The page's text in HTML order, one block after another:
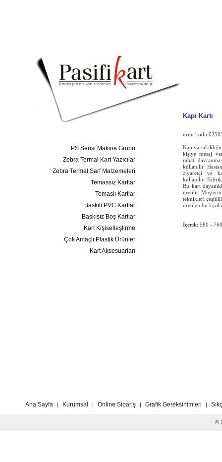
PS Serisi Makine Grubu
Zebra Termal Kart Yazıcılar
Zebra Termal Sarf Malzemeleri
Temassız Kartlar
Temaslı Kartlar
Baskılı PVC Kartlar
Baskısız Boş Kartlar
Kart Kişiselleştirme
Çok Amaçlı Plastik Ürünler
Kart Aksesuarları
Kapı Kartı
ürün kodu
Kapıya
kişiye mesaj
rahat
kullanılır.
ziyaretçi ve
kullanılır.
Bu kart
üretilir.
teknikleri
üretilen bu
İçerik: 580 -
Ana Sayfa | Kurumsal | Online Sipariş | Grafik Gereksinimleri |
©